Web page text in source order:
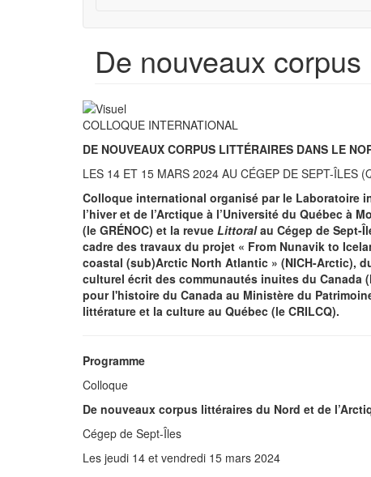
De nouveaux
COLLOQUE INTERNATIONAL
DE NOUVEAUX CORPUS LITTÉRAIRES DANS LE
LES 14 ET 15 MARS 2024 AU CÉGEP DE SEPT-ÎLES
Colloque international organisé par le Laboratoire
l’hiver et de l’Arctique à l’Université du Québec à
(le GRÉNOC) et la revue Littoralau Cégep de Sept-
cadre des travaux du projet « From Nunavik to
coastal (sub)Arctic North Atlantic » (NICH-Arctic),
culturel écrit des communautés inuites du Canada
pour l'histoire du Canada au Ministère du
littérature et la culture au Québec (le CRILCQ).
Programme
Colloque
De nouveaux corpus littéraires du Nord et de
Cégep de Sept-Îles
Les jeudi 14 et vendredi 15 mars 2024